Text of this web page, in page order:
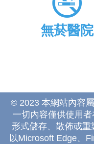
無菸醫院
© 2023 本網站內容
一切內容僅供使用
形式儲存、散佈或
以Microsoft Edge、